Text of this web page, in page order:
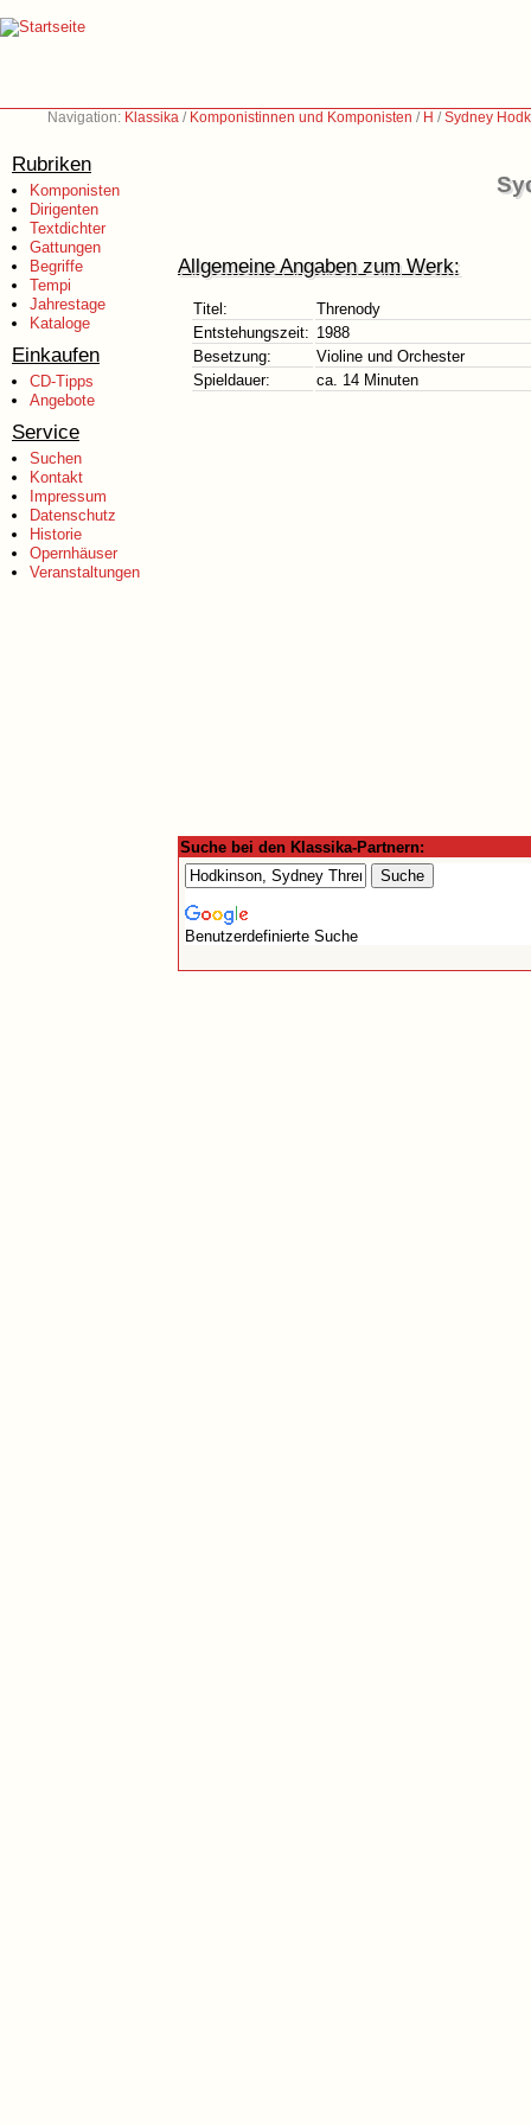
Navigation: Klassika / Komponistinnen und Komponisten / H /Sydney
Rubriken
Komponisten
Dirigenten
Textdichter
Gattungen
Begriffe
Tempi
Jahrestage
Kataloge
Einkaufen
CD-Tipps
Angebote
Service
Suchen
Kontakt
Impressum
Datenschutz
Historie
Opernhäuser
Veranstaltungen
Allgemeine Angaben zum Werk:
Titel:
Threnody
Entstehungszeit: 1988
Besetzung:
Violine und Orchester
Spieldauer:
ca. 14 Minuten
Suche bei den Klassika-Partnern:
Benutzerdefinierte Suche